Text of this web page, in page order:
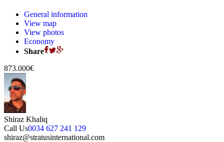
General information
View map
View photos
Economy
Share
873.000€
Shiraz Khaliq
Call Us0034 627 241 129
shiraz@stratusinternational.com